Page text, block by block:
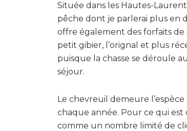
Située dans les Hautes-
pêche dont je parlerai plus en
offre également des forfaits de
petit gibier, l’orignal et plus
puisque la chasse se déroule
séjour.
Le chevreuil demeure
chaque année. Pour ce qui est
comme un nombre limité de